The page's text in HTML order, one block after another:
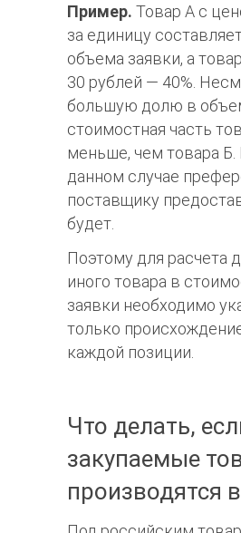
Пример. Товар А с
за единицу
объема заявки, а
30 рублей — 40%.
большую долю в
стоимостная часть
меньше, чем товара
данном случае
поставщику
будет.
Поэтому для расчета
иного товара в
заявки необходимо
только
каждой позиции.
Что делать,
закупаемые
производятся